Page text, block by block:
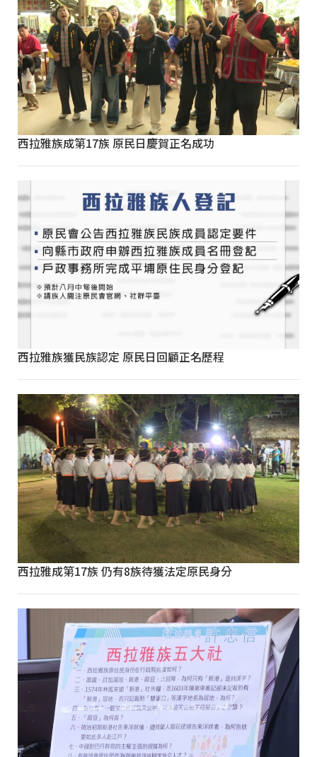
西拉雅族成第17族 原民日慶賀正名成功
西拉雅族獲民族認定 原民日回顧正名歷程
西拉雅成第17族 仍有8族待獲法定原民身分